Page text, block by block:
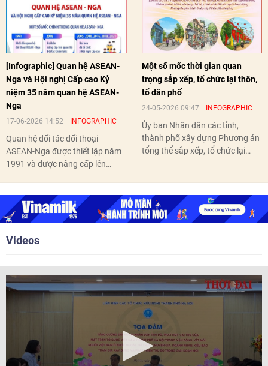
[Infographic] Quan hệ ASEAN-
Nga và Hội nghị Cấp cao Kỷ
niệm 35 năm quan hệ ASEAN-
Nga
17-06-2026 14:52 INFOGRAPHIC
Quan hệ đối tác đối thoại
ASEAN-Nga được thiết lập năm
1991 và được nâng cấp lên
nghị Cấp cao vào các năm 2005,
2010, 2016, 2018, 2021.
Một số mốc thời gian quan
trọng sắp xếp, tổ chức lại thôn,
tổ dân phố
24-05-2026 09:47 INFOGRAPHIC
Ủy ban Nhân dân các tỉnh,
thành phố xây dựng Phương án
tổng thể sắp xếp, tổ chức lại
Videos